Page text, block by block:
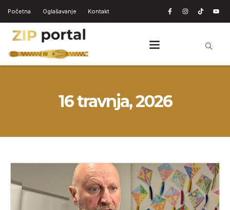
Početna Oglašavanje Kontakt
16 travnja, 2026